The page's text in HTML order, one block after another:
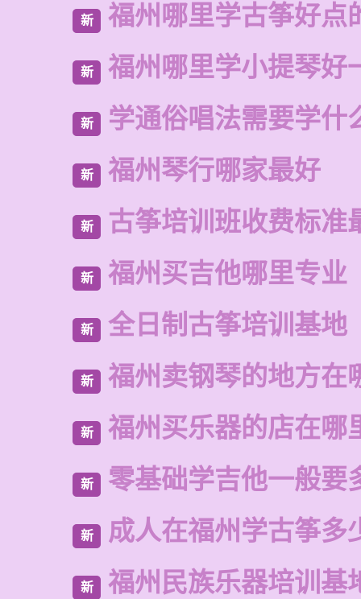
新 福州哪里学古筝好点
新 福州哪里学小提琴好
新 学通俗唱法需要学什
新 福州琴行哪家最好
新 古筝培训班收费标准
新 福州买吉他哪里专业
新 全日制古筝培训基地
新 福州卖钢琴的地方在
新 福州买乐器的店在哪
新 零基础学吉他一般要
新 成人在福州学古筝多
新 福州民族乐器培训基